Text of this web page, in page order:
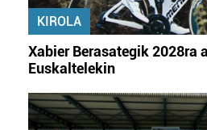
KIROLA
Xabier Berasategik 2028ra
Euskaltelekin